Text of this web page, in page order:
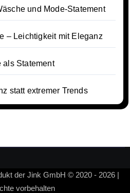
und Mode-Statement
– Leichtigkeit mit Eleganz
als Statement
statt extremer Trends
der Jink GmbH © 2020 - 2026 |
vorbehalten